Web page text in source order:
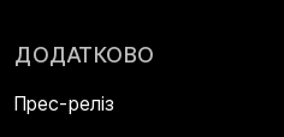
ДОДАТКОВО
Прес-реліз